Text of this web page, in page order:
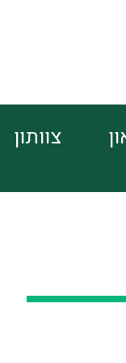
צוותון